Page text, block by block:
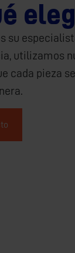
su
utilizamos
cada pieza